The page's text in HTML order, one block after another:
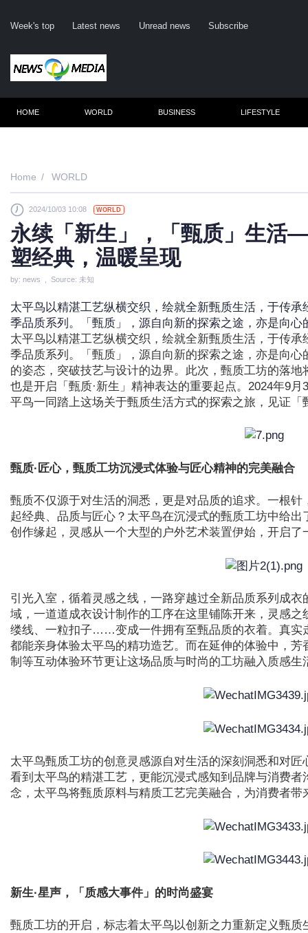
Week's top Latest news Unread news Subscribe
Click
HOME WORLD BUSINESS LIFESTYLE
Home WORLD
2024/10/03 10:08 WORLD
永续「新生」，「甄质」生活
塑经典，温暖呈现
by: news , Source: 未知
太平鸟以精湛工艺纵横交织，绘就全新甄质生活，于传
季品质系列。「甄质」，源自向新的探索之途，亦是向
太平鸟以精湛工艺纵横交织，绘就全新甄质生活，于传
季品质系列。「甄质」，源自向新的探索之途，亦是向
的姿态，突破技艺与设计的边界。此次，甄质工坊的落
也是开启「甄质·新生」精神表达的重要起点。2024年9
平鸟一同踏上这场关于甄质生活方式的探索之旅，见证「
甄质·匠心，甄质工坊沉浸式体验与匠心精神的完美融合
甄质不仅源于对生活的洞悉，更是对品质的追求。一根
起经典、品质与匠心？太平鸟在沉浸式的甄质工坊中给
创作缘起，灵感从一个大型的户外艺术装置伊始，开启了
引光入室，循着灵感之线，一路穿越过全新品质系列成
域，一道道成衣设计制作的工序在这里铺陈开来，灵感
缕线、一粒扣子……变成一件拥有至甄品质的衣着。真实
都能亲身体验太平鸟的精功造艺。而在延伸的体验中，
制等互动体验环节更让这场品质与时尚的工坊融入质感生
太平鸟甄质工坊的创意灵感源自对生活的深刻洞悉和对
看到太平鸟的精湛工艺，更能沉浸式感知到品牌与消费
念，太平鸟将甄质原料与精质工艺完美融合，为消费者带
新生·星声，「质感大事件」的时尚盛宴
甄质工坊的开启，标志着太平鸟以创新之力重新定义甄